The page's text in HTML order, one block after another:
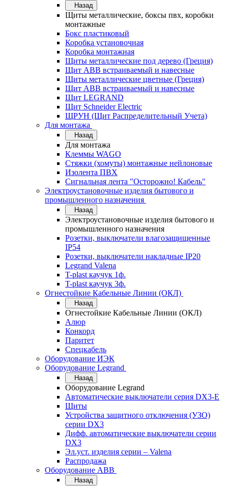
Назад
Щиты металлические, боксы пвх, коробки
монтажные
Бокс пластиковый
Коробка установочная
Коробка монтажная
Щиты металлические под дерево (Греция)
Щит ABB встраиваемый и навесные
Щиты металлические цветные (Греция)
Щит ABB встраиваемый и навесные
Щит LEGRAND
Щит Schneider Electric
ЩРУН (Щит Распределительный Учета)
Для монтажа
Назад
Для монтажа
Клеммы WAGO
Стяжки (хомуты) монтажные нейлоновые
Изолента ПВХ
Сигнальная лента "Осторожно! Кабель"
Электроустановочные изделия бытового и
промышленного назначения
Назад
Электроустановочные изделия бытового и
промышленного назначения
Розетки, выключатели влагозащищенные
IP54
Розетки, выключатели накладные IP20
Legrand Valena
T-plast каучук 1ф.
T-plast каучук 3ф.
Огнестойкие Кабельные Линии (ОКЛ)
Назад
Огнестойкие Кабельные Линии (ОКЛ)
Алюр
Конкорд
Паритет
Спецкабель
Оборудование ИЭК
Оборудование Legrand
Назад
Оборудование Legrand
Автоматические выключатели серия DX3-E
Щиты
Устройства защитного отключения (УЗО)
серии DX3
Дифф. автоматические выключатели серии
DX3
Эл.уст. изделия серии – Valena
Распродажа
Оборудование АВВ
Назад